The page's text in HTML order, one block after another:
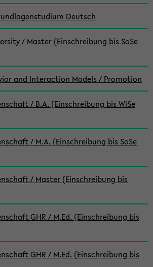
Deutsch
/ Master (Einschreibung bis SoSe
and Interaction Models / Promotion
/ B.A. (Einschreibung bis WiSe
/ M.A. (Einschreibung bis SoSe
/ Master (Einschreibung bis
GHR / M.Ed. (Einschreibung bis
GHR / M.Ed. (Einschreibung bis